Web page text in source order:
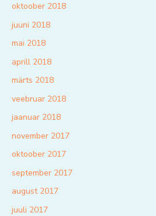
oktoober 2018
juuni 2018
mai 2018
aprill 2018
märts 2018
veebruar 2018
jaanuar 2018
november 2017
oktoober 2017
september 2017
august 2017
juuli 2017